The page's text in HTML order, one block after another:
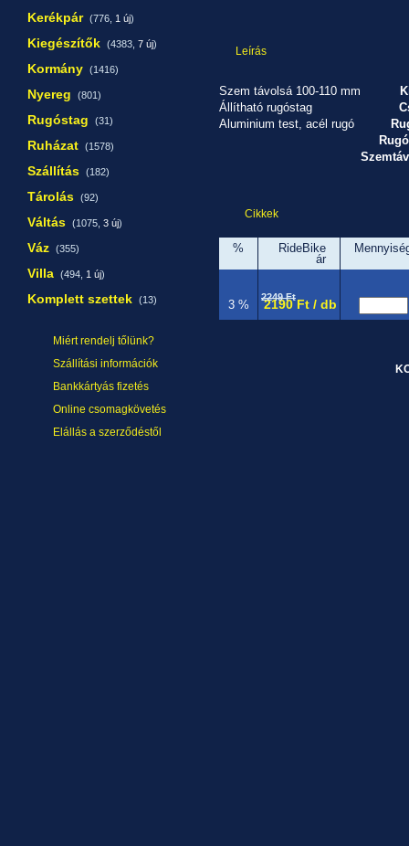
Kerékpár (776, 1 új)
Kiegészítők (4383, 7 új)
Kormány (1416)
Nyereg (801)
Rugóstag (31)
Ruházat (1578)
Szállítás (182)
Tárolás (92)
Váltás (1075, 3 új)
Váz (355)
Villa (494, 1 új)
Komplett szettek (13)
Miért rendelj tőlünk?
Szállítási információk
Bankkártyás fizetés
Online csomagkövetés
Elállás a szerződéstől
Leírás
Szem távolsá 100-110 mm
Állítható rugóstag
Aluminium test, acél rugó
Cikkek
%
RideBike
ár
3 % 2190 Ft / db
2249 Ft